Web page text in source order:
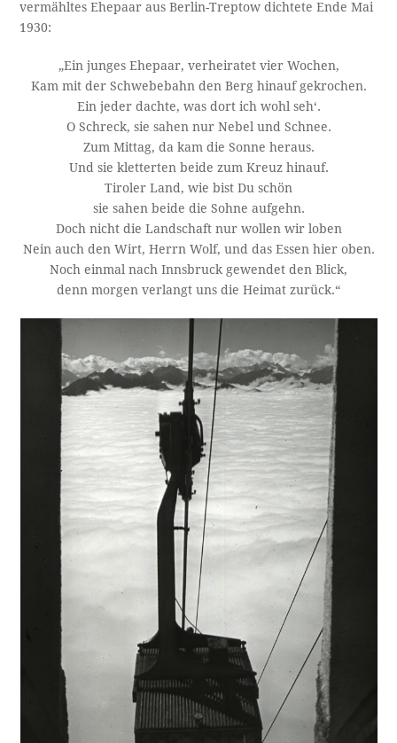
vermähltes Ehepaar aus Berlin-Treptow dichtete Ende Mai
1930:
„Ein junges Ehepaar, verheiratet vier Wochen,
Kam mit der Schwebebahn den Berg hinauf gekrochen.
Ein jeder dachte, was dort ich wohl seh‘.
O Schreck, sie sahen nur Nebel und Schnee.
Zum Mittag, da kam die Sonne heraus.
Und sie kletterten beide zum Kreuz hinauf.
Tiroler Land, wie bist Du schön
sie sahen beide die Sohne aufgehn.
Doch nicht die Landschaft nur wollen wir loben
Nein auch den Wirt, Herrn Wolf, und das Essen hier oben.
Noch einmal nach Innsbruck gewendet den Blick,
denn morgen verlangt uns die Heimat zurück.“